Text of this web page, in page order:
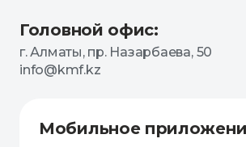
Головной офис:
г. Алматы, пр. Назарбаева, 50
info@kmf.kz
Мобильное